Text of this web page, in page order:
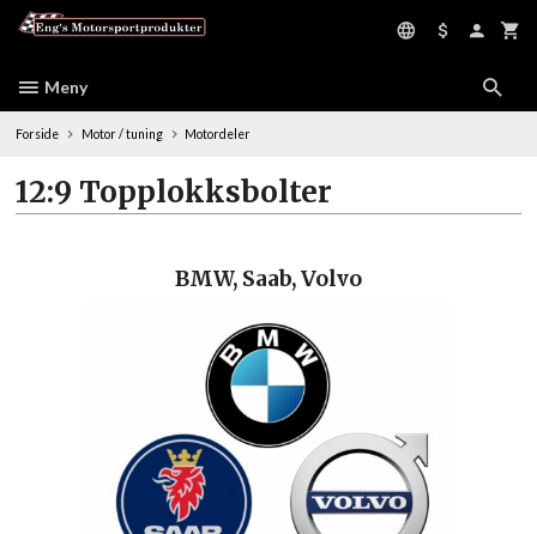
Meny
Forside Motor / tuning Motordeler
12:9 Topplokksbolter
BMW, Saab, Volvo